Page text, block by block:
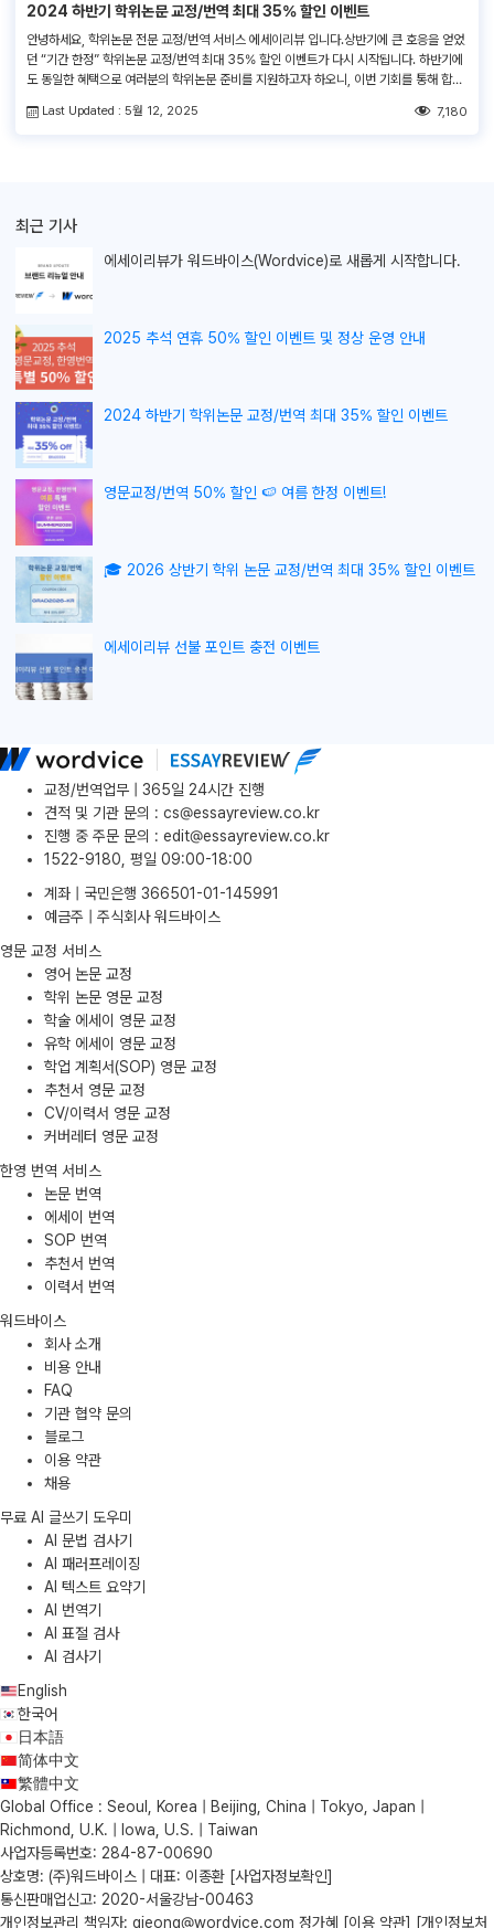
2024 하반기 학위논문 교정/번역 최대 35% 할인 이벤트
안녕하세요, 학위논문 전문 교정/번역 서비스 에세이리뷰 입니다.상반기에 큰 호응을 얻었
던 “기간 한정” 학위논문 교정/번역 최대 35% 할인 이벤트가 다시 시작됩니다. 하반기에
도 동일한 혜택으로 여러분의 학위논문 준비를 지원하고자 하오니, 이번 기회를 통해 합리
:GRAD2024서비스 주문 > 결제 페이지 > ‘쿠폰 코드 입력란’에 쿠폰코드 입력 1. 이벤
Last Updated : 5월 12, 2025 7,180
최근 기사
에세이리뷰가 워드바이스(Wordvice)로 새롭게 시작합니다.
2025 추석 연휴 50% 할인 이벤트 및 정상 운영 안내
2024 하반기 학위논문 교정/번역 최대 35% 할인 이벤트
영문교정/번역 50% 할인 🍉 여름 한정 이벤트!
🎓 2026 상반기 학위 논문 교정/번역 최대 35% 할인 이벤트
에세이리뷰 선불 포인트 충전 이벤트
교정/번역업무 | 365일 24시간 진행
견적 및 기관 문의 : cs@essayreview.co.kr
진행 중 주문 문의 : edit@essayreview.co.kr
1522-9180, 평일 09:00-18:00
계좌 | 국민은행 366501-01-145991
예금주 | 주식회사 워드바이스
영문 교정 서비스
영어 논문 교정
학위 논문 영문 교정
학술 에세이 영문 교정
유학 에세이 영문 교정
학업 계획서(SOP) 영문 교정
추천서 영문 교정
CV/이력서 영문 교정
커버레터 영문 교정
한영 번역 서비스
논문 번역
에세이 번역
SOP 번역
추천서 번역
이력서 번역
워드바이스
회사 소개
비용 안내
FAQ
기관 협약 문의
블로그
이용 약관
채용
무료 AI 글쓰기 도우미
AI 문법 검사기
AI 패러프레이징
AI 텍스트 요약기
AI 번역기
AI 표절 검사
AI 검사기
English
한국어
日本語
简体中文
繁體中文
Global Office : Seoul, Korea | Beijing, China | Tokyo, Japan |
Richmond, U.K. | Iowa, U.S. | Taiwan
사업자등록번호: 284-87-00690
상호명: (주)워드바이스 | 대표: 이종환 [사업자정보확인]
통신판매업신고: 2020-서울강남-00463
개인정보관리 책임자: gjeong@wordvice.com 정가혜 [이용 약관] [개인정보처